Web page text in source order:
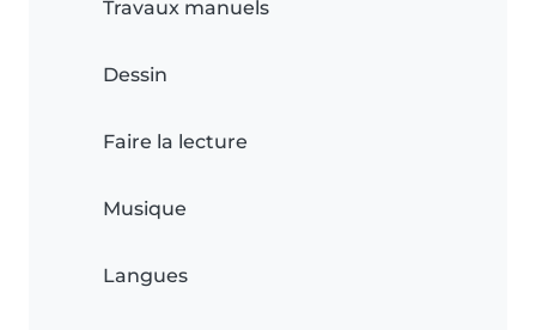
Travaux manuels
Dessin
Faire la lecture
Musique
Langues